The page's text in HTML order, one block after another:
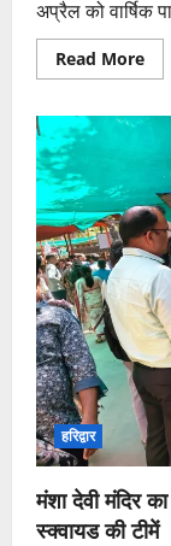
अप्रैल को वार्षिक
Read More
में
अप्रैल
का
मंच
होंगे
हरिद्वार
मंशा देवी मंदिर
स्क्वायड की टीमें